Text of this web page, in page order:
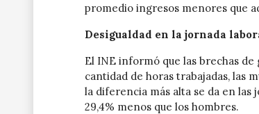
promedio ingresos menores que
Desigualdad en la jornada
El INE informó que las brechas
cantidad de horas trabajadas, las
la diferencia más alta se da en las
29,4% menos que los hombres.